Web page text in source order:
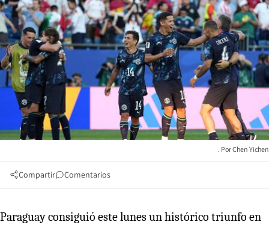
Chen Yichen
Compartir Comentarios
Paraguay consiguió este lunes un histórico triunfo en